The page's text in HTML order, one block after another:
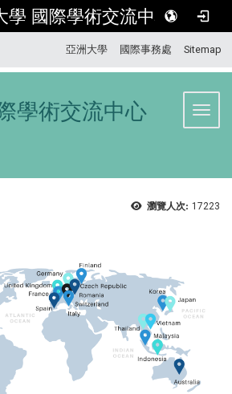
學 國際學術交流中心
亞洲大學 國際事務處 Sitemap
學術交流中心
瀏覽人次: 17223